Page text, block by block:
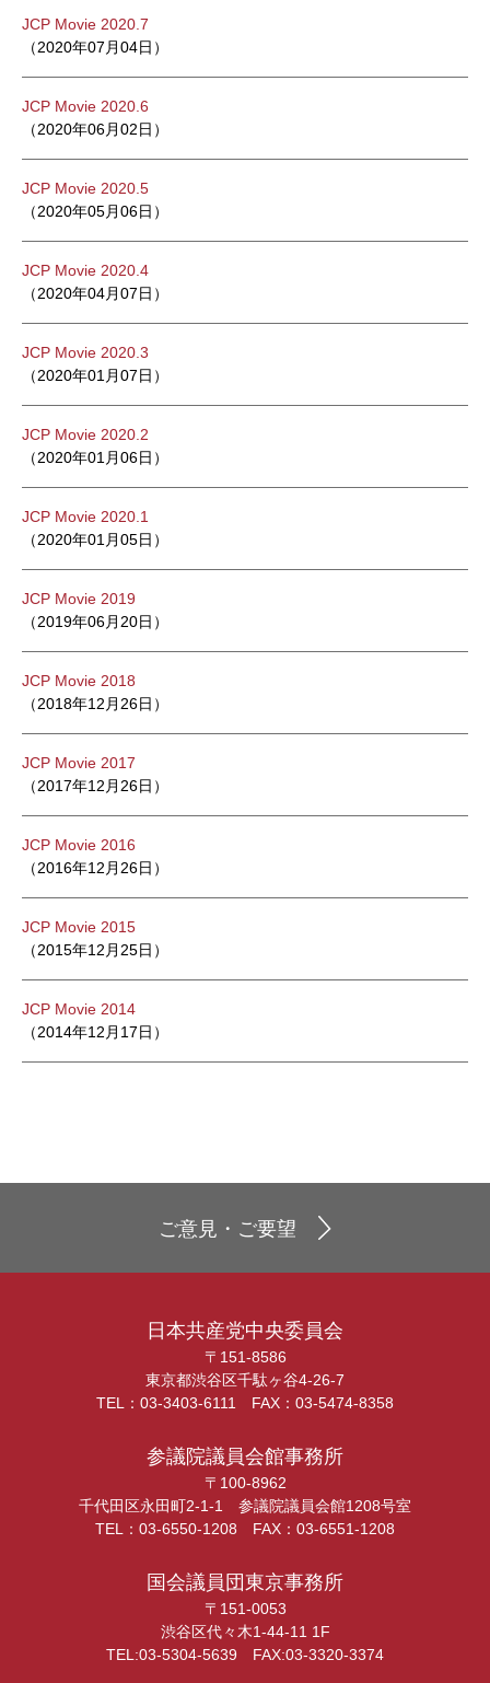
JCP Movie 2020.7
（2020年07月04日）
JCP Movie 2020.6
（2020年06月02日）
JCP Movie 2020.5
（2020年05月06日）
JCP Movie 2020.4
（2020年04月07日）
JCP Movie 2020.3
（2020年01月07日）
JCP Movie 2020.2
（2020年01月06日）
JCP Movie 2020.1
（2020年01月05日）
JCP Movie 2019
（2019年06月20日）
JCP Movie 2018
（2018年12月26日）
JCP Movie 2017
（2017年12月26日）
JCP Movie 2016
（2016年12月26日）
JCP Movie 2015
（2015年12月25日）
JCP Movie 2014
（2014年12月17日）
ご意見・ご要望
日本共産党中央委員会
〒151-8586
東京都渋谷区千駄ヶ谷4-26-7
TEL：03-3403-6111 FAX：03-5474-8358
参議院議員会館事務所
〒100-8962
千代田区永田町2-1-1 参議院議員会館1208号室
TEL：03-6550-1208 FAX：03-6551-1208
国会議員団東京事務所
〒151-0053
渋谷区代々木1-44-11 1F
TEL:03-5304-5639 FAX:03-3320-3374